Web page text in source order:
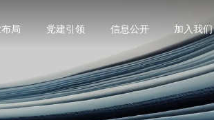
局 党建引领 信息公开 加入我们